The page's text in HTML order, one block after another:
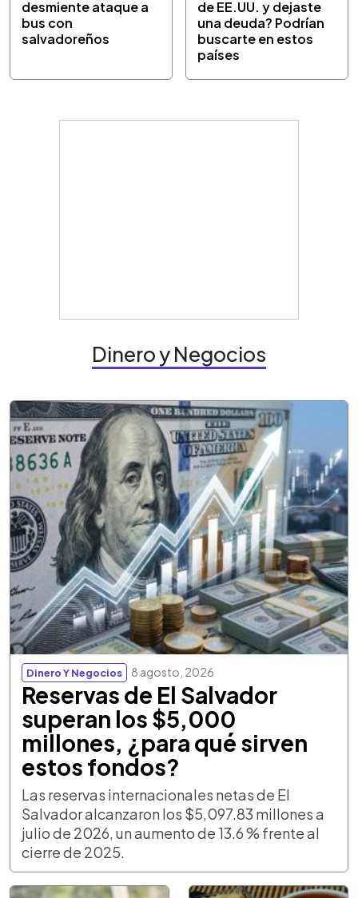
desmiente ataque a
bus con
salvadoreños
de EE.UU. y dejaste
una deuda? Podrían
buscarte en estos
países
Dinero y Negocios
Dinero Y Negocios 8 agosto, 2026
Reservas de El Salvador
superan los $5,000
millones, ¿para qué sirven
estos fondos?
Las reservas internacionales netas de El
Salvador alcanzaron los $5,097.83 millones a
julio de 2026, un aumento de 13.6 % frente al
cierre de 2025.